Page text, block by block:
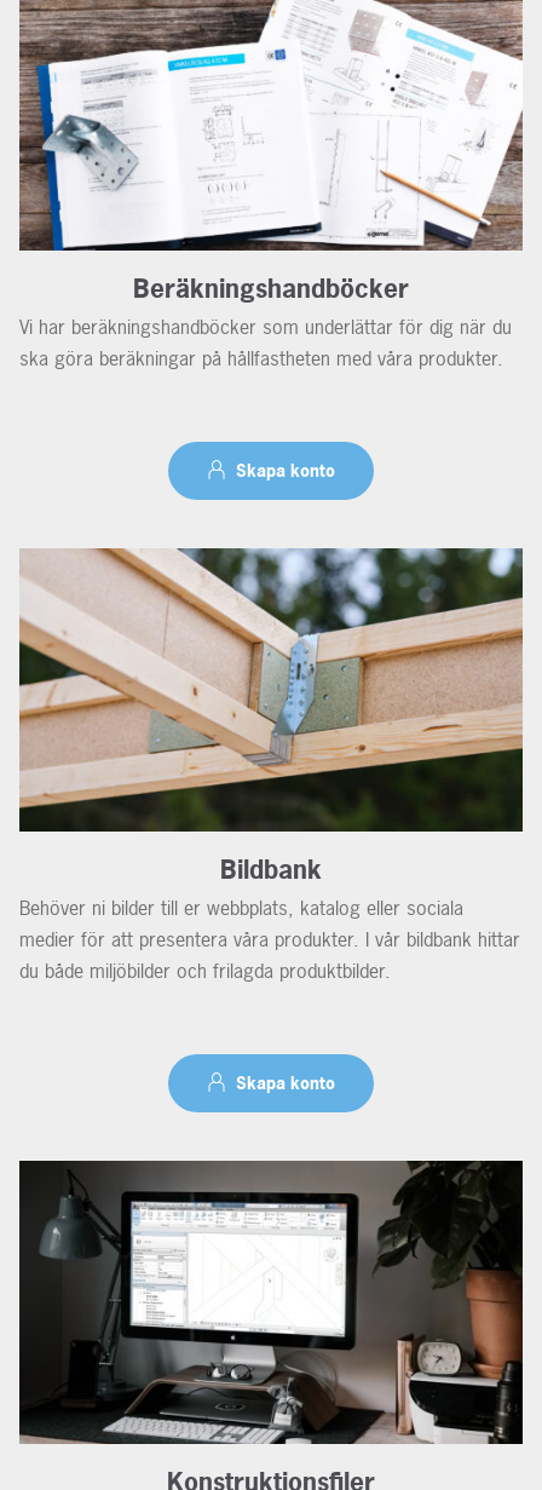
Beräkningshandböcker
Vi har beräkningshandböcker som underlättar för dig när du
ska göra beräkningar på hållfastheten med våra produkter.
Skapa konto
Bildbank
Behöver ni bilder till er webbplats, katalog eller sociala
medier för att presentera våra produkter. I vår bildbank hittar
du både miljöbilder och frilagda produktbilder.
Skapa konto
Konstruktionsfiler